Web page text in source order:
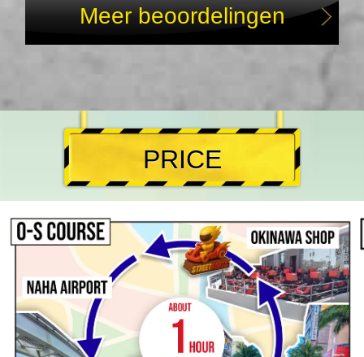
Meer beoordelingen
PRICE